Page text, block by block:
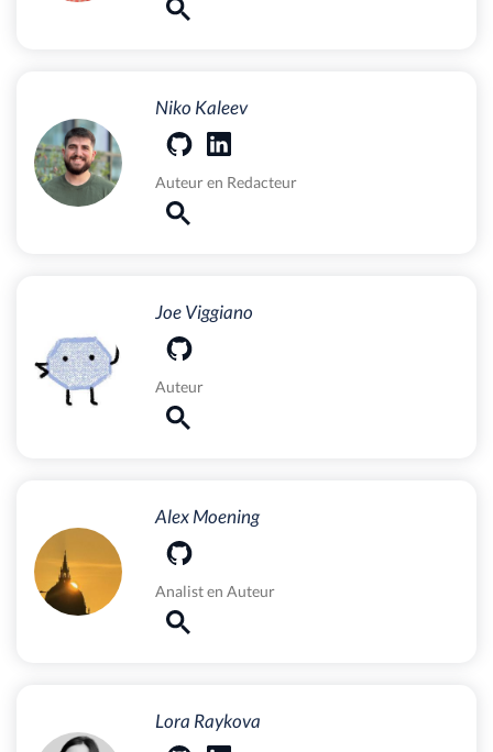
Niko Kaleev
Auteuren Redacteur
Joe Viggiano
Auteur
Alex Moening
Analisten Auteur
Lora Raykova